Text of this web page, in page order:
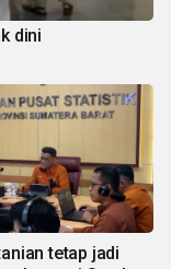
dini
tetap jadi